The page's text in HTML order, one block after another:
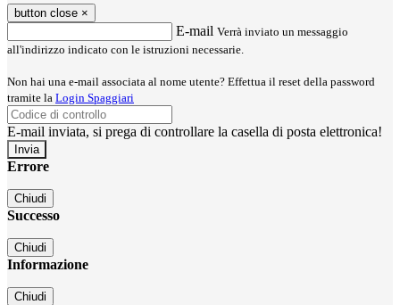
button close ×
E-mail Verrà inviato un messaggio
all'indirizzo indicato con le istruzioni necessarie.
Non hai una e-mail associata al nome utente? Effettua il reset della password
tramite la Login Spaggiari
E-mail inviata, si prega di controllare la casella di posta elettronica!
Errore
Chiudi
Successo
Chiudi
Informazione
Chiudi